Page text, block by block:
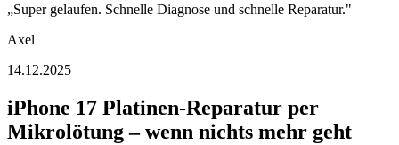
„Super gelaufen. Schnelle Diagnose und schnelle Reparatur."
Axel
14.12.2025
iPhone 17 Platinen-Reparatur per
Mikrolötung – wenn nichts mehr geht